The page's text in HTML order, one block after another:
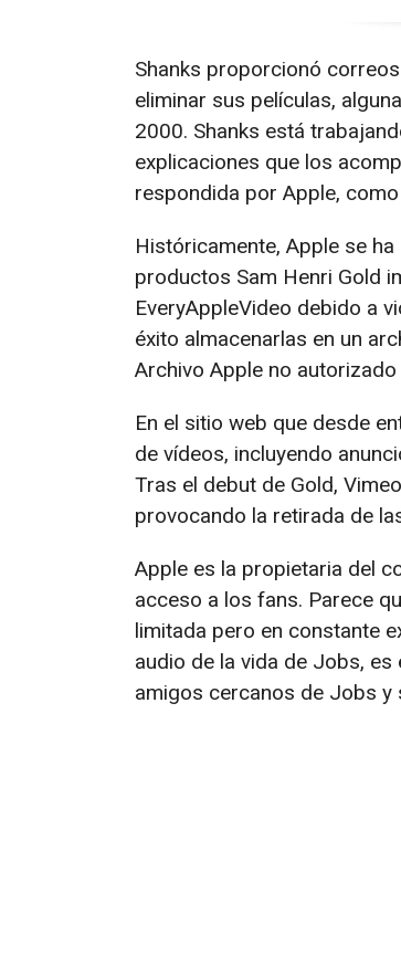
Shanks proporcionó
eliminar sus películas,
2000. Shanks está
explicaciones que los
respondida por Apple,
Históricamente, Apple se
productos Sam Henri Gold
EveryAppleVideo debido a
éxito almacenarlas en un
Archivo Apple no
En el sitio web que desde
de vídeos, incluyendo
Tras el debut de Gold,
provocando la retirada de
Apple es la propietaria del
acceso a los fans. Parece
limitada pero en constante
audio de la vida de Jobs,
amigos cercanos de Jobs y